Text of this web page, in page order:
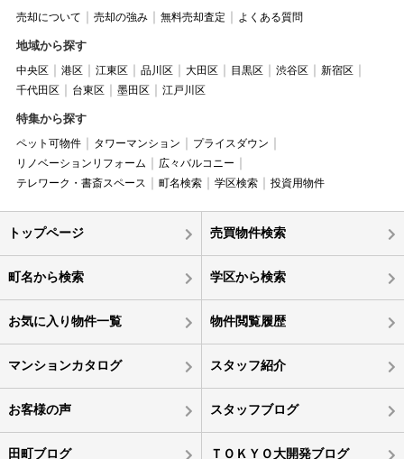
売却について 売却の強み 無料売却査定 よくある質問
地域から探す
中央区 港区 江東区 品川区 大田区 目黒区 渋谷区
新宿区
千代田区
台東区 墨田区 江戸川区
特集から探す
ペット可物件 タワーマンション
プライスダウン
リノベーションリフォーム
広々バルコニー
テレワーク・書斎スペース
町名検索 学区検索 投資用物件
トップページ 売買物件検索
町名から検索 学区から検索
お気に入り物件一覧 物件閲覧履歴
マンションカタログ スタッフ紹介
お客様の声 スタッフブログ
田町ブログ ＴＯＫＹＯ大開発ブログ